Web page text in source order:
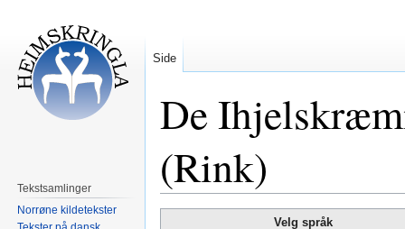
De
(Rink)
Velg språk
Side
Tekstsamlinger
Norrøne kildetekster